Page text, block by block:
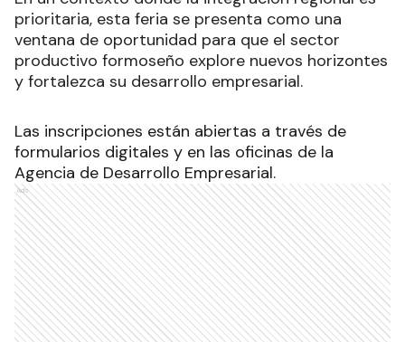
prioritaria, esta feria se presenta como una
ventana de oportunidad para que el sector
productivo formoseño explore nuevos horizontes
y fortalezca su desarrollo empresarial.
Las inscripciones están abiertas a través de
formularios digitales y en las oficinas de la
Agencia de Desarrollo Empresarial.
Ads